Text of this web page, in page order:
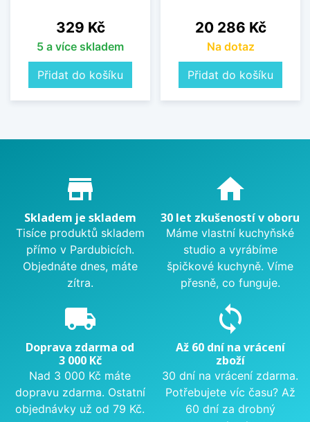
Cena
329 Kč
5 a více skladem
Přidat do košíku
Cena
20 286 Kč
Na dotaz
Přidat do košíku
Proč nakupovat u nás?
store_mall_directory
Skladem je skladem
Tisíce produktů skladem
přímo v Pardubicích.
Objednáte dnes, máte
zítra.
home
30 let zkušeností v oboru
Máme vlastní kuchyňské
studio a vyrábíme
špičkové kuchyně. Víme
přesně, co funguje.
local_shipping
Doprava zdarma od
3 000 Kč
Nad 3 000 Kč máte
dopravu zdarma. Ostatní
objednávky už od 79 Kč.
sync
Až 60 dní na vrácení
zboží
30 dní na vrácení zdarma.
Potřebujete víc času? Až
60 dní za drobný